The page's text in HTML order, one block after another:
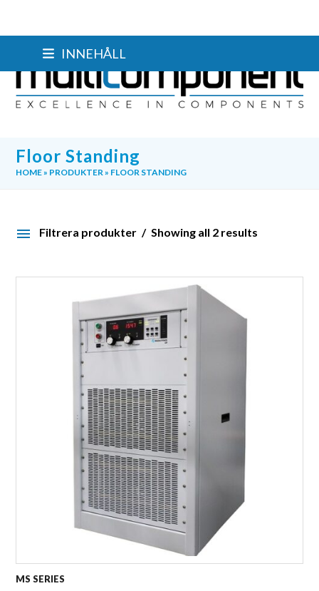
INNEHÅLL
Floor Standing
HOME» PRODUKTER» FLOOR STANDING
Filtrera produkter Showing all 2 results
MS SERIES